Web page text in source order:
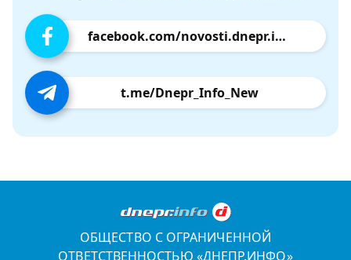
facebook.com/novosti.dnepr.info
t.me/Dnepr_Info_New
ОБЩЕСТВО С ОГРАНИЧЕННОЙ
ОТВЕТСТВЕННОСТЬЮ «ДНЕПР.ИНФО»